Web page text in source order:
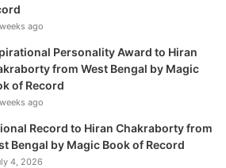
ago
Personality Award to Hiran
from West Bengal by Magic
of Record
ago
Record to Hiran Chakraborty from
Bengal by Magic Book of Record
4, 2026